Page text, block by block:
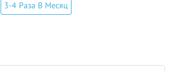
3-4 Раза В Месяц